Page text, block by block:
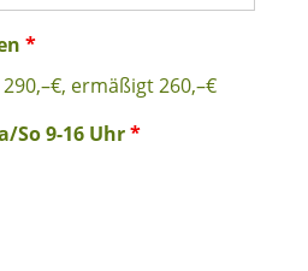
*
ermäßigt 260,–€
So 9-16 Uhr*